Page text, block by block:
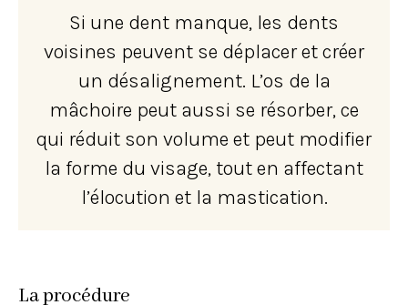
Si une dent manque, les dents
voisines peuvent se déplacer et créer
un désalignement. L’os de la
mâchoire peut aussi se résorber, ce
qui réduit son volume et peut modifier
la forme du visage, tout en affectant
l’élocution et la mastication.
La procédure